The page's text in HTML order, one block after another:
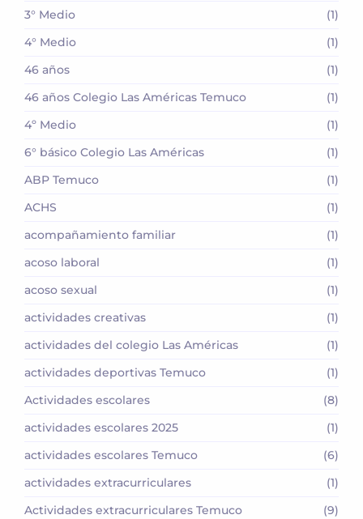
3° Medio
(1)
4° Medio
(1)
46 años
(1)
46 años Colegio Las Américas Temuco
(1)
4º Medio
(1)
6° básico Colegio Las Américas
(1)
ABP Temuco
(1)
ACHS
(1)
acompañamiento familiar
(1)
acoso laboral
(1)
acoso sexual
(1)
actividades creativas
(1)
actividades del colegio Las Américas
(1)
actividades deportivas Temuco
(1)
Actividades escolares
(8)
actividades escolares 2025
(1)
actividades escolares Temuco
(6)
actividades extracurriculares
(1)
Actividades extracurriculares Temuco
(9)